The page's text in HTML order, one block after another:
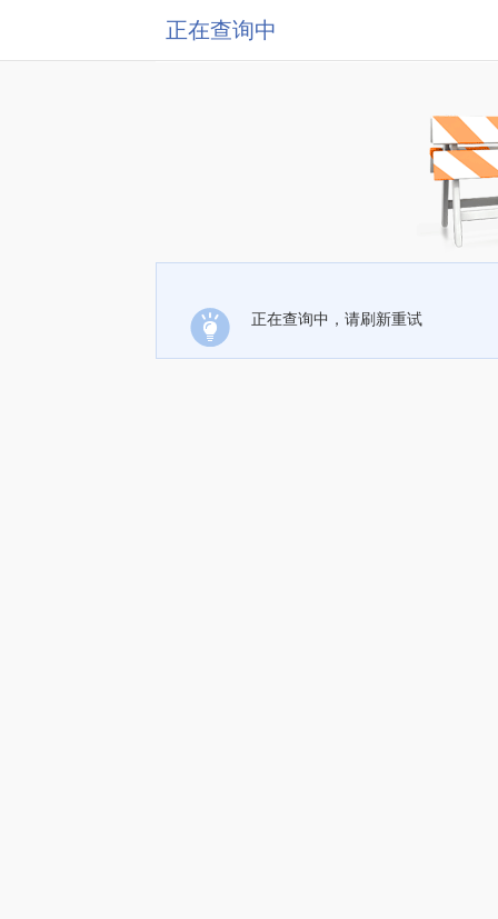
正在查询中
正在查询中，请刷新重试